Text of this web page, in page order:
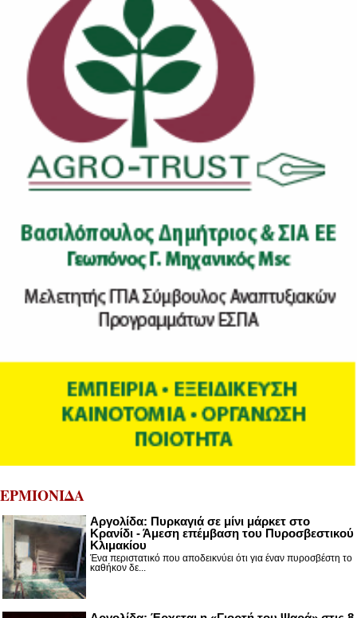
ΕΡΜΙΟΝΙΔΑ
Αργολίδα: Πυρκαγιά σε μίνι μάρκετ στο
Κρανίδι - Άμεση επέμβαση του Πυροσβεστικού
Κλιμακίου
Ένα περιστατικό που αποδεικνύει ότι για έναν πυροσβέστη το
καθήκον δε...